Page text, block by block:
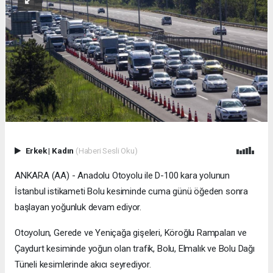
Erkek| Kadın (Haberi Sesli Oku)
ANKARA (AA) - Anadolu Otoyolu ile D-100 kara yolunun
İstanbul istikameti Bolu kesiminde cuma günü öğeden sonra
başlayan yoğunluk devam ediyor.
Otoyolun, Gerede ve Yeniçağa gişeleri, Köroğlu Rampaları ve
Çaydurt kesiminde yoğun olan trafik, Bolu, Elmalık ve Bolu Dağı
Tüneli kesimlerinde akıcı seyrediyor.